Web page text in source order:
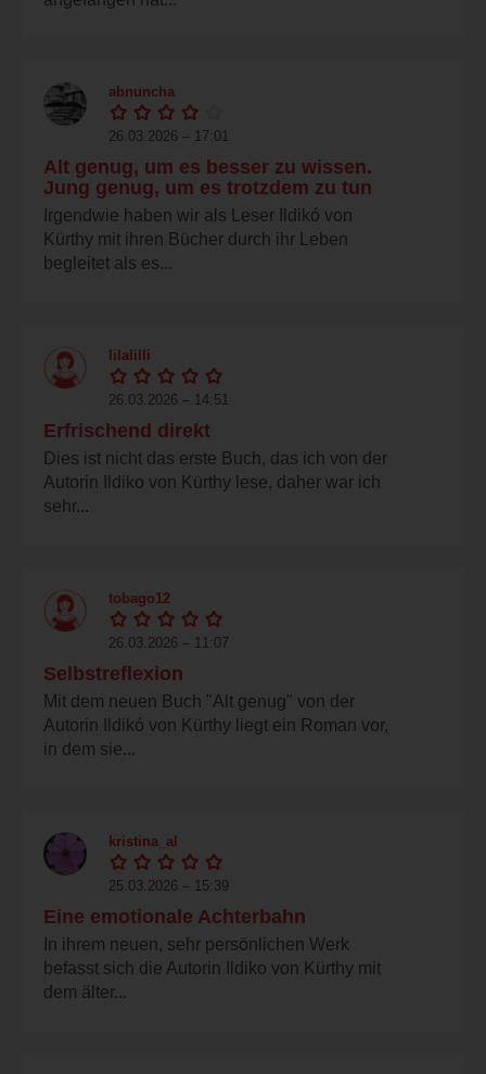
abnuncha
26.03.2026 – 17:01
Alt genug, um es besser zu wissen.
Jung genug, um es trotzdem zu tun
Irgendwie haben wir als Leser Ildikó von
Kürthy mit ihren Bücher durch ihr Leben
begleitet als es...
lilalilli
26.03.2026 – 14:51
Erfrischend direkt
Dies ist nicht das erste Buch, das ich von der
Autorin Ildiko von Kürthy lese, daher war ich
sehr...
tobago12
26.03.2026 – 11:07
Selbstreflexion
Mit dem neuen Buch "Alt genug" von der
Autorin Ildikó von Kürthy liegt ein Roman vor,
in dem sie...
kristina_al
25.03.2026 – 15:39
Eine emotionale Achterbahn
In ihrem neuen, sehr persönlichen Werk
befasst sich die Autorin Ildiko von Kürthy mit
dem älter...